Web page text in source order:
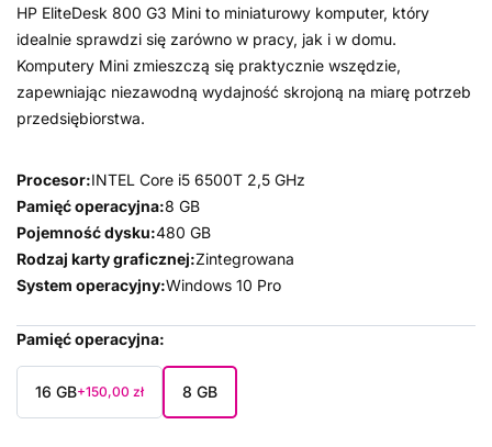
HP EliteDesk 800 G3 Mini to miniaturowy komputer, który
idealnie sprawdzi się zarówno w pracy, jak i w domu.
Komputery Mini zmieszczą się praktycznie wszędzie,
zapewniając niezawodną wydajność skrojoną na miarę potrzeb
przedsiębiorstwa.
Procesor:INTEL Core i5 6500T 2,5 GHz
Pamięć operacyjna:8 GB
Pojemność dysku:480 GB
Rodzaj karty graficznej:Zintegrowana
System operacyjny:Windows 10 Pro
Pamięć operacyjna
16 GB+150,00 zł 8 GB